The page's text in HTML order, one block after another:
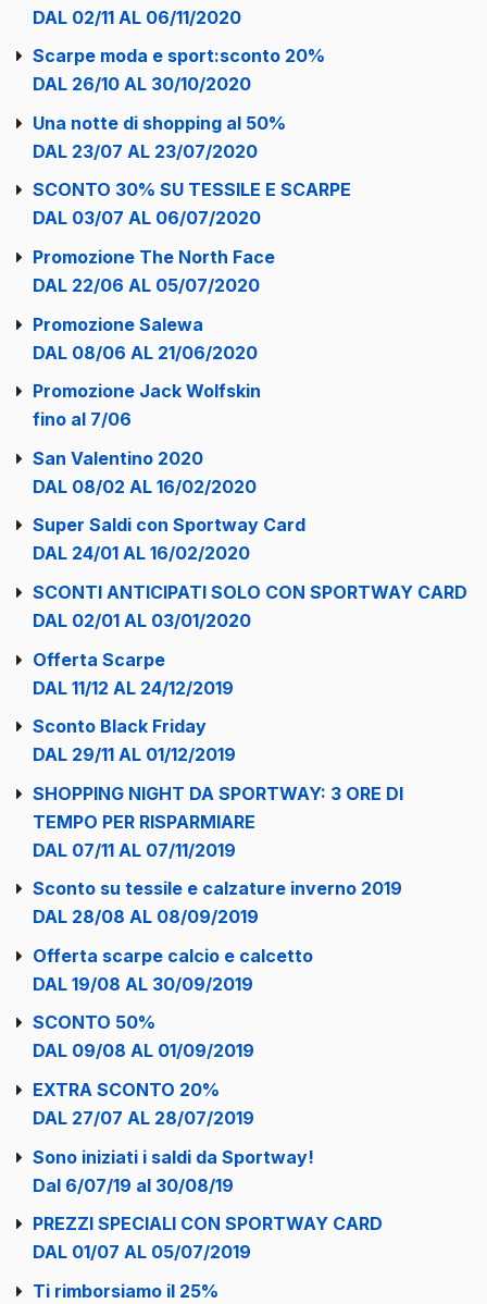
DAL 02/11 AL 06/11/2020
Scarpe moda e sport:sconto 20%
DAL 26/10 AL 30/10/2020
Una notte di shopping al 50%
DAL 23/07 AL 23/07/2020
SCONTO 30% SU TESSILE E SCARPE
DAL 03/07 AL 06/07/2020
Promozione The North Face
DAL 22/06 AL 05/07/2020
Promozione Salewa
DAL 08/06 AL 21/06/2020
Promozione Jack Wolfskin
fino al 7/06
San Valentino 2020
DAL 08/02 AL 16/02/2020
Super Saldi con Sportway Card
DAL 24/01 AL 16/02/2020
SCONTI ANTICIPATI SOLO CON SPORTWAY CARD
DAL 02/01 AL 03/01/2020
Offerta Scarpe
DAL 11/12 AL 24/12/2019
Sconto Black Friday
DAL 29/11 AL 01/12/2019
SHOPPING NIGHT DA SPORTWAY: 3 ORE DI
TEMPO PER RISPARMIARE
DAL 07/11 AL 07/11/2019
Sconto su tessile e calzature inverno 2019
DAL 28/08 AL 08/09/2019
Offerta scarpe calcio e calcetto
DAL 19/08 AL 30/09/2019
SCONTO 50%
DAL 09/08 AL 01/09/2019
EXTRA SCONTO 20%
DAL 27/07 AL 28/07/2019
Sono iniziati i saldi da Sportway!
Dal 6/07/19 al 30/08/19
PREZZI SPECIALI CON SPORTWAY CARD
DAL 01/07 AL 05/07/2019
Ti rimborsiamo il 25%